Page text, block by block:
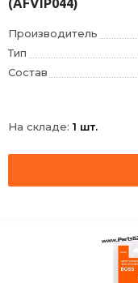
(AFVIP044)
Производитель
Тип
Состав
На складе: 1 шт.